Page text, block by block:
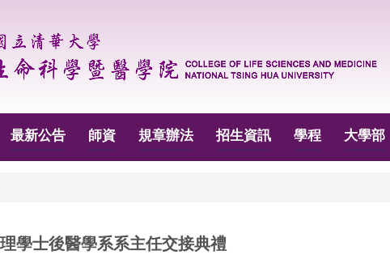
最新公告 師資 規章辦法 招生資訊 學程 大學部
學士後醫學系系主任交接典禮